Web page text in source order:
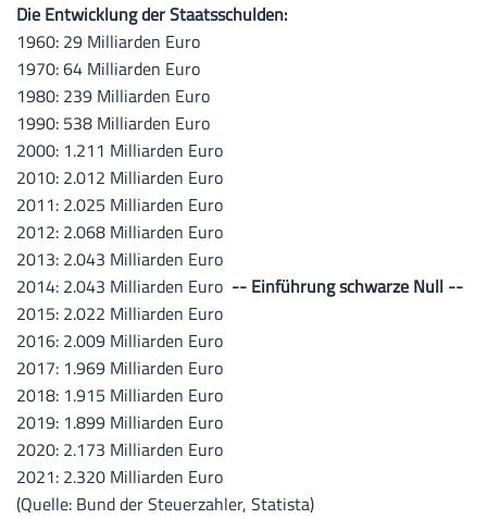
Die Entwicklung der Staatsschulden:
1960: 29 Milliarden Euro
1970: 64 Milliarden Euro
1980: 239 Milliarden Euro
1990: 538 Milliarden Euro
2000: 1.211 Milliarden Euro
2010: 2.012 Milliarden Euro
2011: 2.025 Milliarden Euro
2012: 2.068 Milliarden Euro
2013: 2.043 Milliarden Euro
2014: 2.043 Milliarden Euro -- Einführung schwarze Null --
2015: 2.022 Milliarden Euro
2016: 2.009 Milliarden Euro
2017: 1.969 Milliarden Euro
2018: 1.915 Milliarden Euro
2019: 1.899 Milliarden Euro
2020: 2.173 Milliarden Euro
2021: 2.320 Milliarden Euro
(Quelle: Bund der Steuerzahler, Statista)